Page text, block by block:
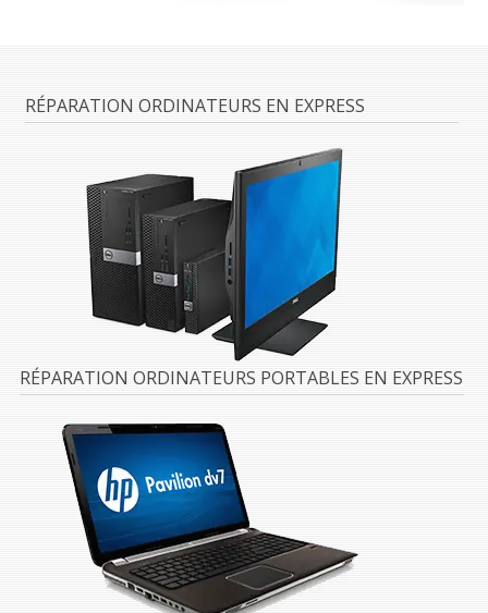
RÉPARATION ORDINATEURS EN EXPRESS
RÉPARATION ORDINATEURS PORTABLES EN EXPRESS